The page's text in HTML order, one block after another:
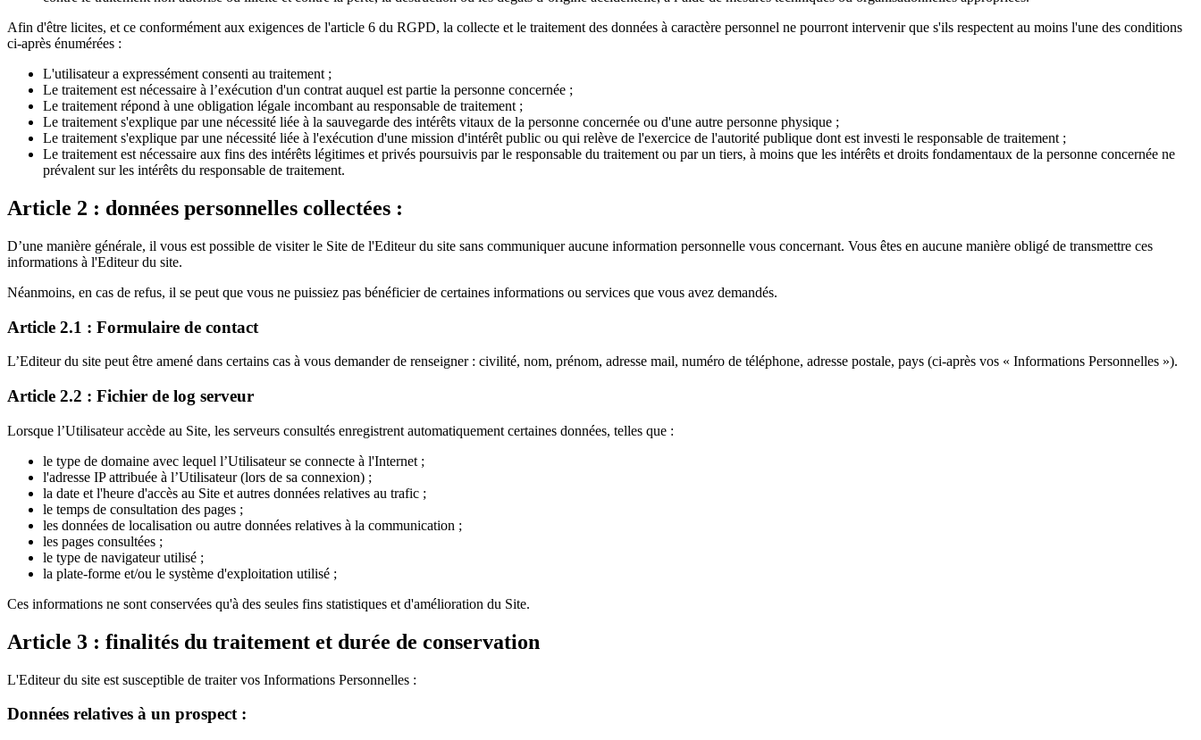
Afin d'être licites, et ce conformément aux exigences de l'article 6 du RGPD, la collecte et le traitement des données à caractère personnel ne pourront intervenir que s'ils respectent au moins l'une des conditions
ci-après énumérées :
L'utilisateur a expressément consenti au traitement ;
Le traitement est nécessaire à l’exécution d'un contrat auquel est partie la personne concernée ;
Le traitement répond à une obligation légale incombant au responsable de traitement ;
Le traitement s'explique par une nécessité liée à la sauvegarde des intérêts vitaux de la personne concernée ou d'une autre personne physique ;
Le traitement s'explique par une nécessité liée à l'exécution d'une mission d'intérêt public ou qui relève de l'exercice de l'autorité publique dont est investi le responsable de traitement ;
Le traitement est nécessaire aux fins des intérêts légitimes et privés poursuivis par le responsable du traitement ou par un tiers, à moins que les intérêts et droits fondamentaux de la personne concernée ne
prévalent sur les intérêts du responsable de traitement.
Article 2 : données personnelles collectées :
D’une manière générale, il vous est possible de visiter le Site de l'Editeur du site sans communiquer aucune information personnelle vous concernant. Vous êtes en aucune manière obligé de transmettre ces
informations à l'Editeur du site.
Néanmoins, en cas de refus, il se peut que vous ne puissiez pas bénéficier de certaines informations ou services que vous avez demandés.
Article 2.1 : Formulaire de contact
L’Editeur du site peut être amené dans certains cas à vous demander de renseigner : civilité, nom, prénom, adresse mail, numéro de téléphone, adresse postale, pays (ci-après vos « Informations Personnelles »).
Article 2.2 : Fichier de log serveur
Lorsque l’Utilisateur accède au Site, les serveurs consultés enregistrent automatiquement certaines données, telles que :
le type de domaine avec lequel l’Utilisateur se connecte à l'Internet ;
l'adresse IP attribuée à l’Utilisateur (lors de sa connexion) ;
la date et l'heure d'accès au Site et autres données relatives au trafic ;
le temps de consultation des pages ;
les données de localisation ou autre données relatives à la communication ;
les pages consultées ;
le type de navigateur utilisé ;
la plate-forme et/ou le système d'exploitation utilisé ;
Ces informations ne sont conservées qu'à des seules fins statistiques et d'amélioration du Site.
Article 3 : finalités du traitement et durée de conservation
L'Editeur du site est susceptible de traiter vos Informations Personnelles :
Données relatives à un prospect :